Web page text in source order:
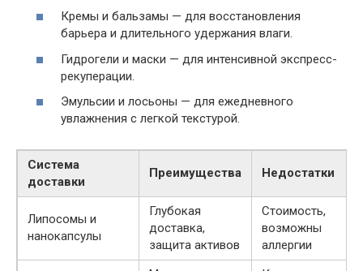
Кремы и бальзамы — для восстановления
барьера и длительного удержания влаги.
Гидрогели и маски — для интенсивной экспресс-
рекуперации.
Эмульсии и лосьоны — для ежедневного
увлажнения с легкой текстурой.
Система
доставки
Преимущества Недостатки
Липосомы и
нанокапсулы
Глубокая
доставка,
защита активов
Стоимость,
возможны
аллергии